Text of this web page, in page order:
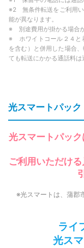
※2 無条件転送をご利用い
能が異なります。
※ 別途費用が掛かる場合
※ ホワイトコール２４と
を含む）と併用した場合
ても転送にかかる通話料は
光スマートパック
光スマートパッ
ご利用いただけ
※光スマートは、蒲郡
ライ
光ス